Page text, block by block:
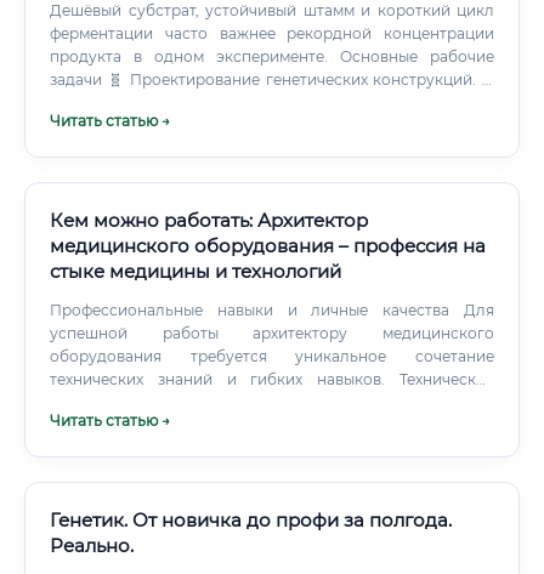
Дешёвый субстрат, устойчивый штамм и короткий цикл
ферментации часто важнее рекордной концентрации
продукта в одном эксперименте. Основные рабочие
задачи 🧬 Проектирование генетических конструкций. ✅
регуляторных элементов.
Читать статью →
Кем можно работать: Архитектор
медицинского оборудования – профессия на
стыке медицины и технологий
Профессиональные навыки и личные качества Для
успешной работы архитектору медицинского
оборудования требуется уникальное сочетание
технических знаний и гибких навыков. Технические
электроники, схемотехники, механики и робототехники.
Читать статью →
Генетик. От новичка до профи за полгода.
Реально.